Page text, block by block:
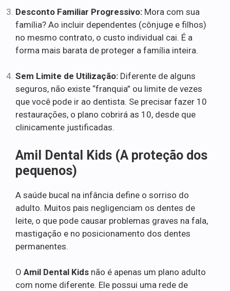
Desconto Familiar Progressivo: Mora com sua
família? Ao incluir dependentes (cônjuge e filhos)
no mesmo contrato, o custo individual cai. É a
forma mais barata de proteger a família inteira.
Sem Limite de Utilização: Diferente de alguns
seguros, não existe “franquia” ou limite de vezes
que você pode ir ao dentista. Se precisar fazer 10
restaurações, o plano cobrirá as 10, desde que
clinicamente justificadas.
Amil Dental Kids (A proteção dos
pequenos)
A saúde bucal na infância define o sorriso do
adulto. Muitos pais negligenciam os dentes de
leite, o que pode causar problemas graves na fala,
mastigação e no posicionamento dos dentes
permanentes.
O Amil Dental Kids não é apenas um plano adulto
com nome diferente. Ele possui uma rede de